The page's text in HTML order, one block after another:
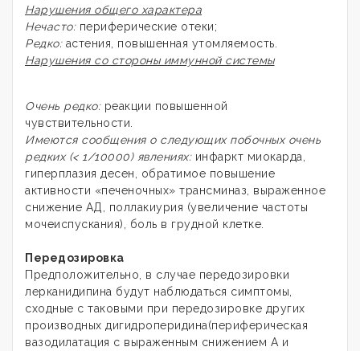
Нарушения общего характера
Нечасто:периферические отеки;
Редко:астения, повышенная утомляемость.
Нарушения со стороны иммунной системы
Очень редко:реакции повышенной
чувствительности.
Имеются сообщения о следующих побочных очень
редких (< 1/10000) явлениях:инфаркт миокарда,
гиперплазия десен, обратимое повышение
активности «печеночных» трансминаз, выраженное
снижение АД, поллакиурия (увеличение частоты
мочеиспускания), боль в грудной клетке.
Передозировка
Предположительно, в случае передозировки
лерканидипина будут наблюдаться симптомы,
сходные с таковыми при передозировке других
производных дигидроперидина(периферическая
вазодилатация с выраженным снижением А и